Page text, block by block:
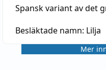
Spansk variant av det
Besläktade namn: Lilja
Mer